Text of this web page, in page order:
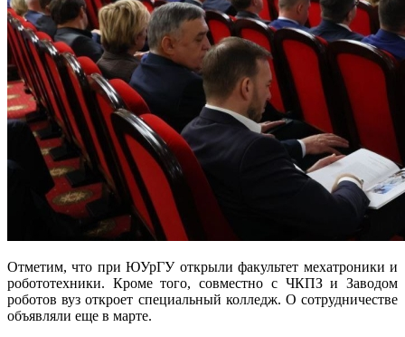
Отметим, что при ЮУрГУ открыли факультет мехатроники и
робототехники. Кроме того, совместно с ЧКПЗ и Заводом
роботов вуз откроет специальный колледж. О сотрудничестве
объявляли еще в марте.